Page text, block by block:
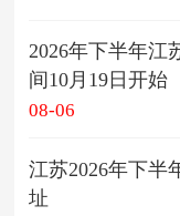
2026年下半年江
间10月19日开始
08-06
江苏2026年下半
址